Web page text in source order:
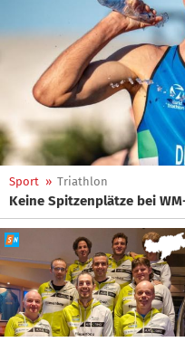
Sport » Triathlon
Keine Spitzenplätze bei